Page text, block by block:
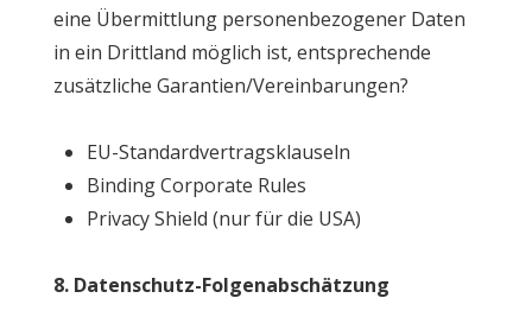
eine Übermittlung personenbezogener Daten
in ein Drittland möglich ist, entsprechende
zusätzliche Garantien/Vereinbarungen?
EU-Standardvertragsklauseln
Binding Corporate Rules
Privacy Shield (nur für die USA)
8. Datenschutz-Folgenabschätzung